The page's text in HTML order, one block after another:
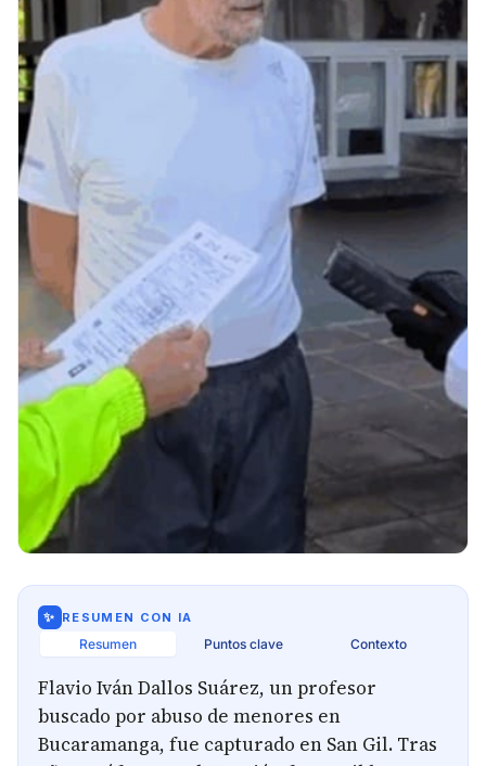
✨ RESUMEN CON IA
Resumen Puntos clave Contexto
Flavio Iván Dallos Suárez, un profesor
buscado por abuso de menores en
Bucaramanga, fue capturado en San Gil. Tras